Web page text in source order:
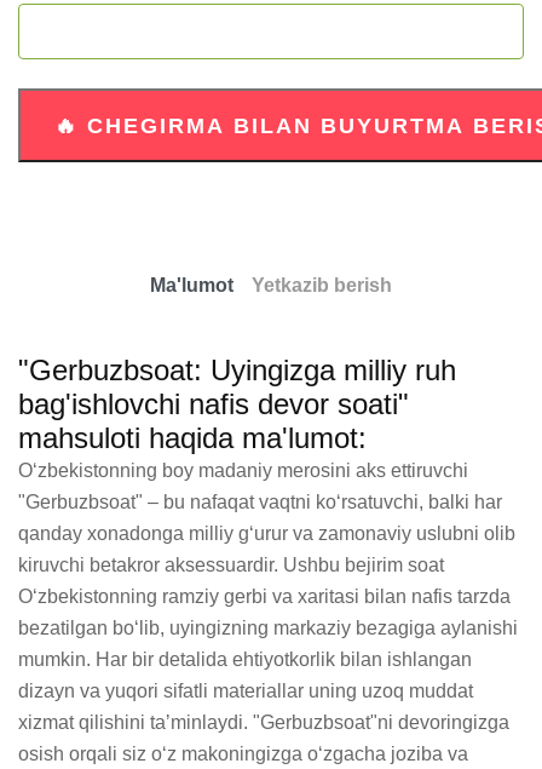
Ma'lumot Yetkazib berish
"Gerbuzbsoat: Uyingizga milliy ruh
bag'ishlovchi nafis devor soati"
mahsuloti haqida ma'lumot:
Oʻzbekistonning boy madaniy merosini aks ettiruvchi
"Gerbuzbsoat" – bu nafaqat vaqtni koʻrsatuvchi, balki har
qanday xonadonga milliy gʻurur va zamonaviy uslubni olib
kiruvchi betakror aksessuardir. Ushbu bejirim soat
Oʻzbekistonning ramziy gerbi va xaritasi bilan nafis tarzda
bezatilgan boʻlib, uyingizning markaziy bezagiga aylanishi
mumkin. Har bir detalida ehtiyotkorlik bilan ishlangan
dizayn va yuqori sifatli materiallar uning uzoq muddat
xizmat qilishini taʼminlaydi. "Gerbuzbsoat"ni devoringizga
osish orqali siz oʻz makoningizga oʻzgacha joziba va